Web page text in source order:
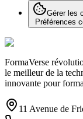
Gérer les
Préférences
FormaVerse
le meilleur de la
innovante pour
11 Avenue de